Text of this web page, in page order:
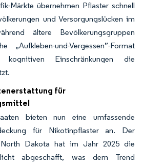
Märkte übernehmen Pflaster schnell
und Versorgungslücken im
ältere Bevölkerungsgruppen
und-Vergessen”-Format
Einschränkungen die
für
bieten nun eine umfassende
für Nikotinpflaster an. Der
Dakota hat im Jahr 2025 die
abgeschafft, was dem Trend